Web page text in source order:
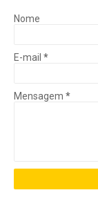
Nome
E-mail *
Mensagem *